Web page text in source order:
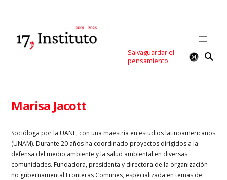
Salvaguardar el
pensamiento
Marisa Jacott
Socióloga por la UANL, con una maestría en estudios latinoamericanos
(UNAM). Durante 20 años ha coordinado proyectos dirigidos a la
defensa del medio ambiente y la salud ambiental en diversas
comunidades. Fundadora, presidenta y directora de la organización
no gubernamental Fronteras Comunes, especializada en temas de